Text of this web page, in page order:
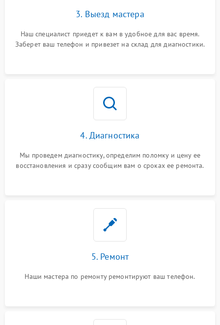
3. Выезд мастера
Наш специалист приедет к вам в удобное для вас время.
Заберет ваш телефон и привезет на склад для диагностики.
4. Диагностика
Мы проведем диагностику, определим поломку и цену ее
восстановления и сразу сообщим вам о сроках ее ремонта.
5. Ремонт
Наши мастера по ремонту ремонтируют ваш телефон.